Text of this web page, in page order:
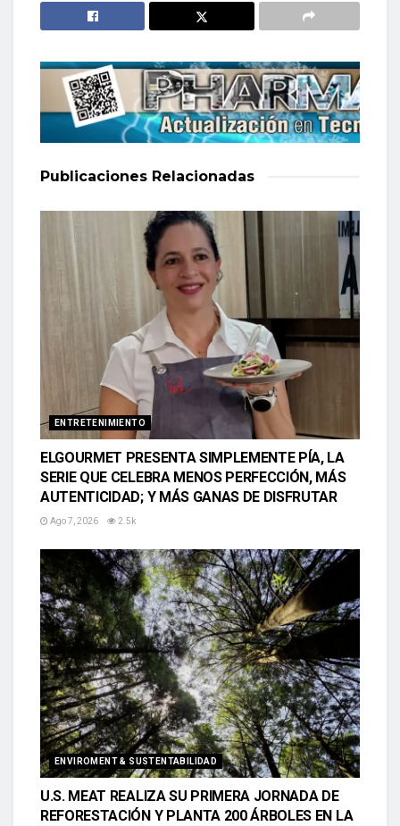
Publicaciones Relacionadas
ENTRETENIMIENTO
ELGOURMET PRESENTA SIMPLEMENTE PÍA, LA
SERIE QUE CELEBRA MENOS PERFECCIÓN, MÁS
AUTENTICIDAD; Y MÁS GANAS DE DISFRUTAR
Ago 7, 2026 2.5k
ENVIROMENT & SUSTENTABILIDAD
U.S. MEAT REALIZA SU PRIMERA JORNADA DE
REFORESTACIÓN Y PLANTA 200 ÁRBOLES EN LA